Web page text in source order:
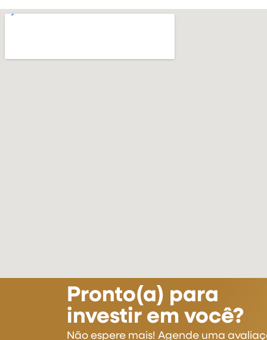
Pronto(a) para
investir em você?
Não espere mais! Agende uma